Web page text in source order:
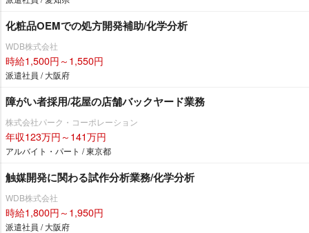
化粧品OEMでの処方開発補助/化学分析
WDB株式会社
時給1,500円～1,550円
派遣社員 / 大阪府
障がい者採用/花屋の店舗バックヤード業務
株式会社パーク・コーポレーション
年収123万円～141万円
アルバイト・パート / 東京都
触媒開発に関わる試作分析業務/化学分析
WDB株式会社
時給1,800円～1,950円
派遣社員 / 大阪府